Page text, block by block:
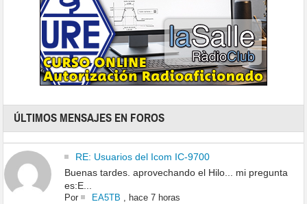
ÚLTIMOS MENSAJES EN FOROS
RE: Usuarios del Icom IC-9700
Buenas tardes. aprovechando el Hilo... mi pregunta
es:E...
Por EA5TB , hace 7 horas